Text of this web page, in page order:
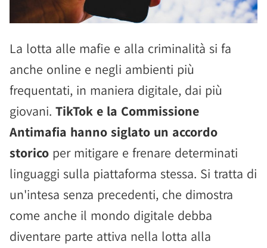
La lotta alle mafie e alla criminalità si fa
anche online e negli ambienti più
frequentati, in maniera digitale, dai più
giovani. TikTok e la Commissione
Antimafia hanno siglato un accordo
storico per mitigare e frenare determinati
linguaggi sulla piattaforma stessa. Si tratta di
un'intesa senza precedenti, che dimostra
come anche il mondo digitale debba
diventare parte attiva nella lotta alla